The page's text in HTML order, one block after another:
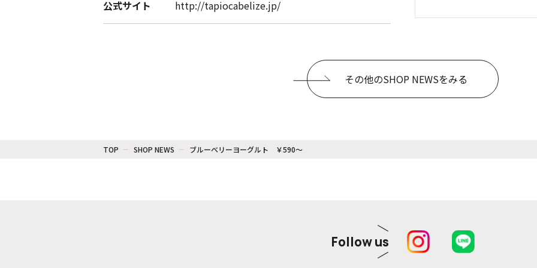
公式サイト http://tapiocabelize.jp/
その他のSHOP NEWSをみる
TOP SHOP NEWS ブルーベリーヨーグルト ￥590〜
Follow us